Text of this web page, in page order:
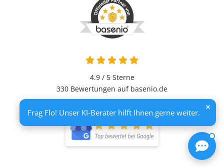
Frag Flo! Unser KI-Berater hilft Ihnen gerne weiter.
4.9 von 5
4.9 / 5Sterne
330 Bewertungen auf basenio.de
öffnet in neuem Fenster
öffnet in neuem Fenster